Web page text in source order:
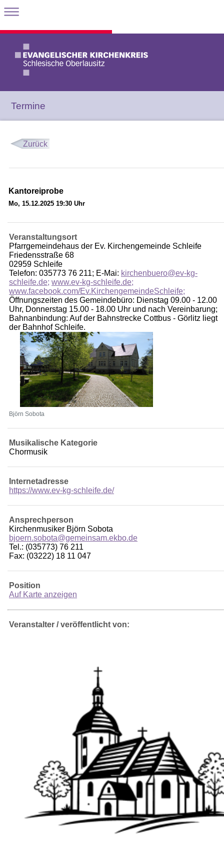
Termine
Zurück
Kantoreiprobe
Mo, 15.12.2025 19:30 Uhr
Veranstaltungsort
Pfarrgemeindehaus der Ev. Kirchengemeinde Schleife
Friedensstraße 68
02959 Schleife
Telefon: 035773 76 211; E-Mai: kirchenbuero@ev-kg-
schleife.de; www.ev-kg-schleife.de;
www.facebook.com/Ev.KirchengemeindeSchleife;
Öffnungszeiten des Gemeindebüro: Dienstag 09.00 - 12.00
Uhr, Donnerstag 15.00 - 18.00 Uhr und nach Vereinbarung;
Bahnanbindung: Auf der Bahnstrecke Cottbus - Görlitz liegt
der Bahnhof Schleife.
Björn Sobota
Musikalische Kategorie
Chormusik
Internetadresse
https://www.ev-kg-schleife.de/
Ansprechperson
Kirchenmusiker Björn Sobota
bjoern.sobota@gemeinsam.ekbo.de
Tel.: (035773) 76 211
Fax: (03222) 18 11 047
Position
Auf Karte anzeigen
Veranstalter / veröffentlicht von: